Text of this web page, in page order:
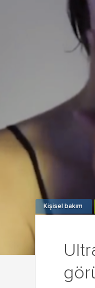
Kişisel bakım